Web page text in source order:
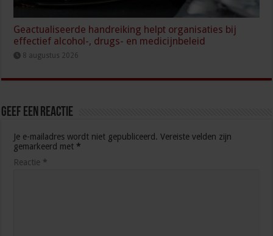
Geactualiseerde handreiking helpt organisaties bij
effectief alcohol-, drugs- en medicijnbeleid
8 augustus 2026
Geef een reactie
Je e-mailadres wordt niet gepubliceerd. Vereiste velden zijn
gemarkeerd met *
Reactie *